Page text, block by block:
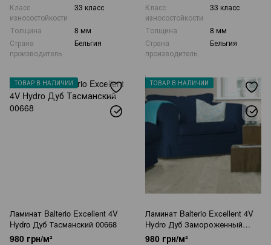
Класс
износостойкости
33 класс
Толщина
8 мм
Страна
производитель
Бельгия
Класс
износостойкости
33 класс
Толщина
8 мм
Страна
производитель
Бельгия
ТОВАР В НАЛИЧИИ
Ламинат Balterio Excellent 4V
Hydro Дуб Тасманский 00668
980 грн/м²
ТОВАР В НАЛИЧИИ
Ламинат Balterio Excellent 4V
Hydro Дуб Замороженный
00516
980 грн/м²